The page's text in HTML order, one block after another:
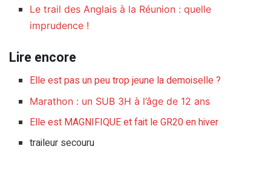
Le trail des Anglais à la Réunion : quelle
imprudence !
Lire encore
Elle est pas un peu trop jeune la demoiselle ?
Marathon : un SUB 3H à l’âge de 12 ans
Elle est MAGNIFIQUE et fait le GR20 en hiver
traileur secouru